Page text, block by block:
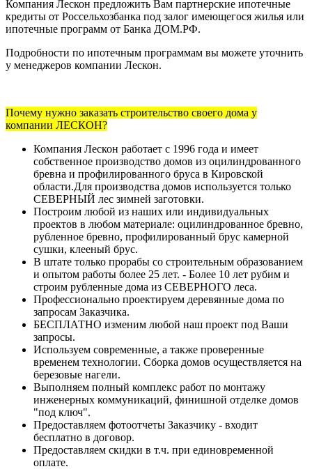
Компания Лескон предложить Вам партнерские ипотечные
кредиты от Россельхозбанка под залог имеющегося жилья или
ипотечные программ от Банка ДОМ.РФ.
Подробности по ипотечным программам вы можете уточнить
у менеджеров компании Лескон.
Почему нужно заказать строительство своего дома у
компании ЛЕСКОН?
Компания Лескон работает с 1996 года и имеет
собственное производство домов из оцилиндрованного
бревна и профилированного бруса в Кировской
области.Для производства домов используется только
СЕВЕРНЫЙ лес зимней заготовки.
Построим любой из наших или индивидуальных
проектов в любом материале: оцилиндрованное бревно,
рубленное бревно, профилированный брус камерной
сушки, клееный брус.
В штате только прорабы со строительным образованием
и опытом работы более 25 лет. - Более 10 лет рубим и
строим рубленные дома из СЕВЕРНОГО леса.
Профессионально проектируем деревянные дома по
запросам Заказчика.
БЕСПЛАТНО изменим любой наш проект под Ваши
запросы.
Используем современные, а также проверенные
временем технологии. Сборка домов осуществляется на
березовые нагели.
Выполняем полный комплекс работ по монтажу
инженерных коммуникаций, финишной отделке домов
"под ключ".
Предоставляем фотоотчеты Заказчику - входит
бесплатно в договор.
Предоставляем скидки в т.ч. при единовременной
оплате.